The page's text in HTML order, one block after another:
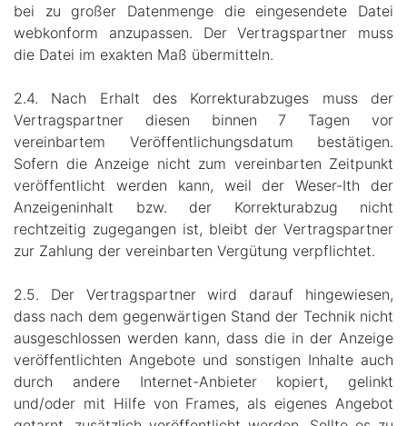
bei zu großer Datenmenge die eingesendete Datei
webkonform anzupassen. Der Vertragspartner muss
die Datei im exakten Maß übermitteln.
2.4. Nach Erhalt des Korrekturabzuges muss der
Vertragspartner diesen binnen 7 Tagen vor
vereinbartem Veröffentlichungsdatum bestätigen.
Sofern die Anzeige nicht zum vereinbarten Zeitpunkt
veröffentlicht werden kann, weil der Weser-Ith der
Anzeigeninhalt bzw. der Korrekturabzug nicht
rechtzeitig zugegangen ist, bleibt der Vertragspartner
zur Zahlung der vereinbarten Vergütung verpflichtet.
2.5. Der Vertragspartner wird darauf hingewiesen,
dass nach dem gegenwärtigen Stand der Technik nicht
ausgeschlossen werden kann, dass die in der Anzeige
veröffentlichten Angebote und sonstigen Inhalte auch
durch andere Internet-Anbieter kopiert, gelinkt
und/oder mit Hilfe von Frames, als eigenes Angebot